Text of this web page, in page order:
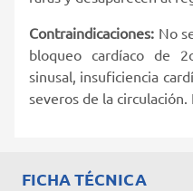
Contraindicaciones: No
bloqueo cardíaco de
sinusal, insuficiencia
severos de la
FICHA TÉCNICA